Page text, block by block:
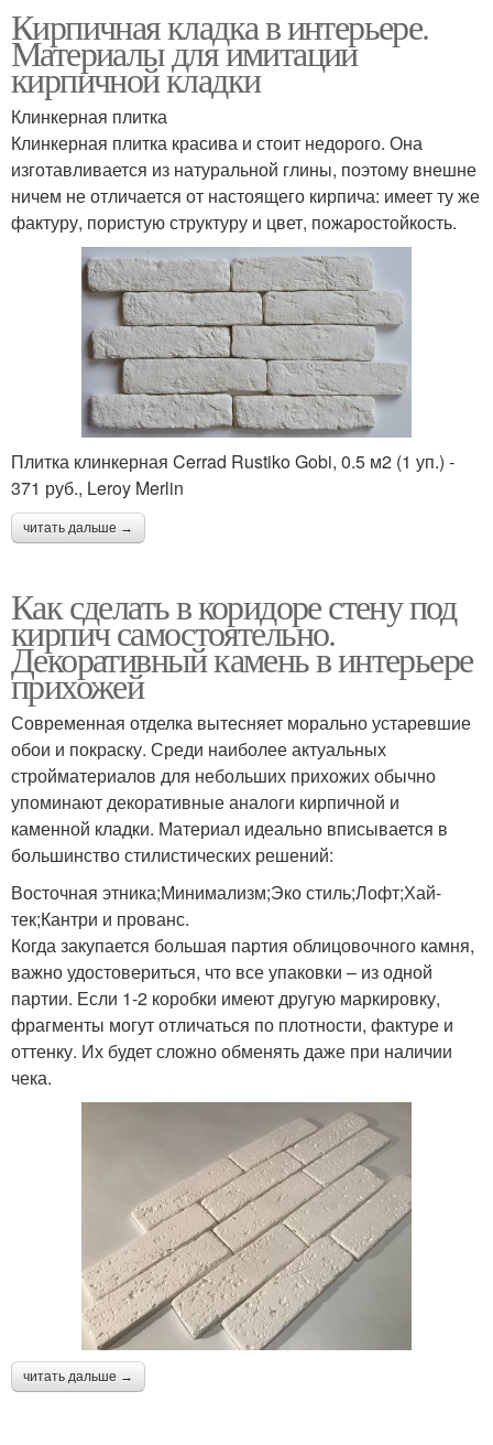
Кирпичная кладка в интерьере.
Материалы для имитации
кирпичной кладки
Клинкерная плитка
Клинкерная плитка красива и стоит недорого. Она
изготавливается из натуральной глины, поэтому внешне
ничем не отличается от настоящего кирпича: имеет ту же
фактуру, пористую структуру и цвет, пожаростойкость.
Плитка клинкерная Cerrad Rustiko Gobi, 0.5 м2 (1 уп.) -
371 руб., Leroy Merlin
читать дальше →
Как сделать в коридоре стену под
кирпич самостоятельно.
Декоративный камень в интерьере
прихожей
Современная отделка вытесняет морально устаревшие
обои и покраску. Среди наиболее актуальных
стройматериалов для небольших прихожих обычно
упоминают декоративные аналоги кирпичной и
каменной кладки. Материал идеально вписывается в
большинство стилистических решений:
Восточная этника;Минимализм;Эко стиль;Лофт;Хай-
тек;Кантри и прованс.
Когда закупается большая партия облицовочного камня,
важно удостовериться, что все упаковки – из одной
партии. Если 1-2 коробки имеют другую маркировку,
фрагменты могут отличаться по плотности, фактуре и
оттенку. Их будет сложно обменять даже при наличии
чека.
читать дальше →